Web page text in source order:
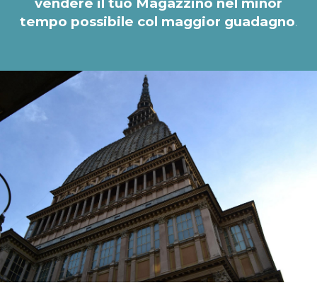
vendere il tuo Magazzino nel minor
tempo possibile col maggior guadagno.